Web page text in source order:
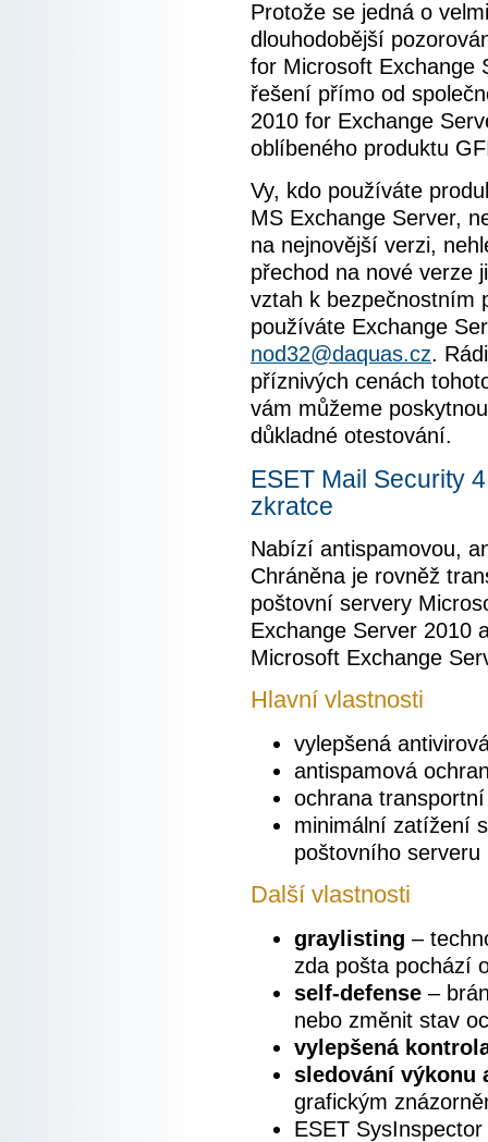
Protože se jedná o
dlouhodobější
for Microsoft Exchange
řešení přímo od
2010 for Exchange
oblíbeného produktu
Vy, kdo používáte
MS Exchange Server,
na nejnovější verzi,
přechod na nové verze
vztah k bezpečnostním
používáte Exchange
nod32@daquas.cz.
příznivých cenách
vám můžeme
důkladné otestování.
ESET Mail Security
zkratce
Nabízí antispamovou,
Chráněna je rovněž
poštovní servery
Exchange Server 2010
Microsoft Exchange
Hlavní vlastnosti
vylepšená
antispamová
ochrana
minimální zatížení
poštovního serveru
Další vlastnosti
graylisting –
zda pošta pochází
self-defense –
nebo změnit stav
vylepšená
sledování výkonu
grafickým
ESET